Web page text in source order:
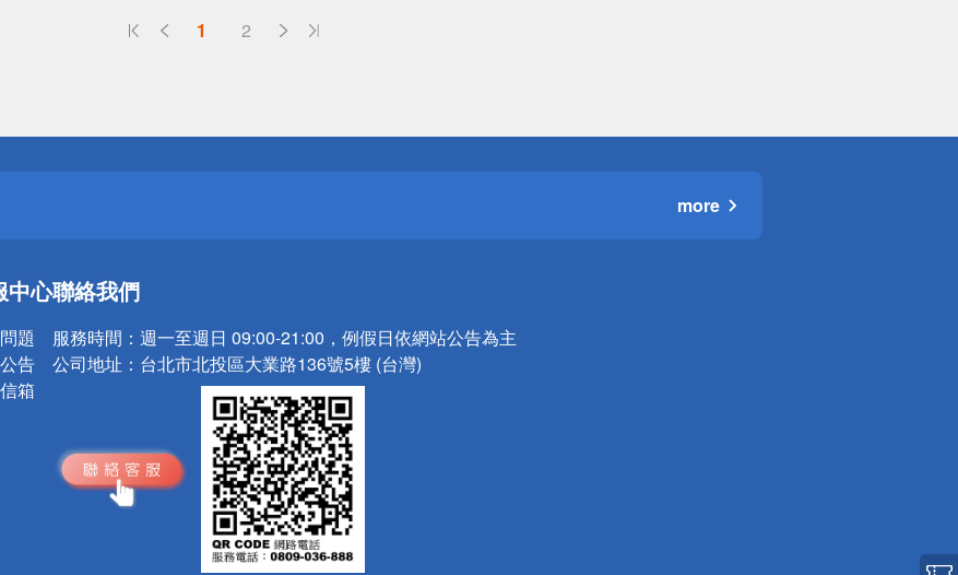
1 2
心！
心！
more
中心
題
告
箱
聯絡我們
服務時間： 週一至週日 09:00-21:00，例假日依網站公告為主
公司地址： 台北市北投區大業路136號5樓 (台灣)